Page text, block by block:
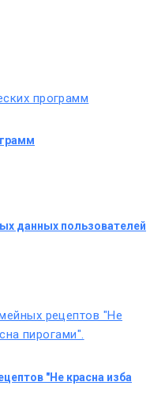
данных пользователей
"Не красна изба